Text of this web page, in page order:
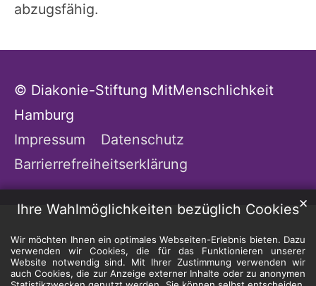
Ihre Wahlmöglichkeiten bezüglich Cookies
Wir möchten Ihnen ein optimales Webseiten-Erlebnis bieten. Dazu
verwenden wir Cookies, die für das Funktionieren unserer
Website notwendig sind. Mit Ihrer Zustimmung verwenden wir
auch Cookies, die zur Anzeige externer Inhalte oder zu anonymen
✕
abzugsfähig.
© Diakonie-Stiftung MitMenschlichkeit
Hamburg
Impressum
Datenschutz
Barrierrefreiheitserklärung